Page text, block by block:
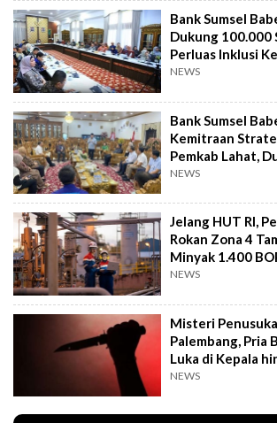
Bank Sumsel
Dukung 100.000
Perluas Inklusi
NEWS
Bank Sumsel
Kemitraan
Pemkab Lahat,
Ekonomi Daerah
NEWS
Jelang HUT RI,
Rokan Zona 4
Minyak 1.400
Sumur Baru
NEWS
Misteri
Palembang, Pria
Luka di Kepala
NEWS